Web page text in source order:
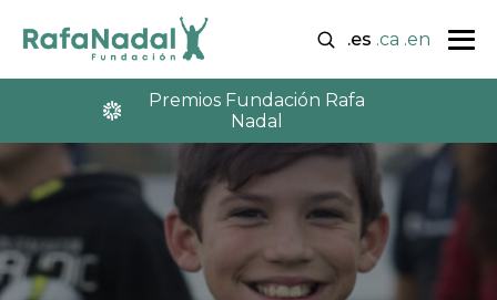
.es .ca .en
Premios Fundación Rafa
Nadal